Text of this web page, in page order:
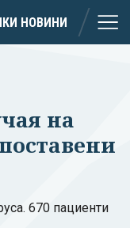
НОВИНИ
на
670 пациенти